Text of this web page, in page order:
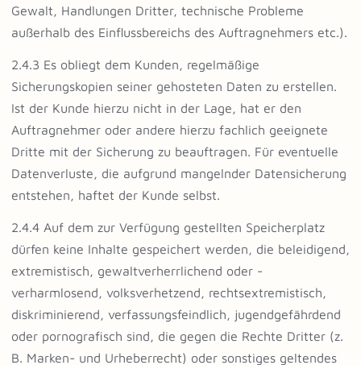
Gewalt, Handlungen Dritter, technische Probleme
außerhalb des Einflussbereichs des Auftragnehmers etc.).
2.4.3 Es obliegt dem Kunden, regelmäßige
Sicherungskopien seiner gehosteten Daten zu erstellen.
Ist der Kunde hierzu nicht in der Lage, hat er den
Auftragnehmer oder andere hierzu fachlich geeignete
Dritte mit der Sicherung zu beauftragen. Für eventuelle
Datenverluste, die aufgrund mangelnder Datensicherung
entstehen, haftet der Kunde selbst.
2.4.4 Auf dem zur Verfügung gestellten Speicherplatz
dürfen keine Inhalte gespeichert werden, die beleidigend,
extremistisch, gewaltverherrlichend oder -
verharmlosend, volksverhetzend, rechtsextremistisch,
diskriminierend, verfassungsfeindlich, jugendgefährdend
oder pornografisch sind, die gegen die Rechte Dritter (z.
B. Marken- und Urheberrecht) oder sonstiges geltendes